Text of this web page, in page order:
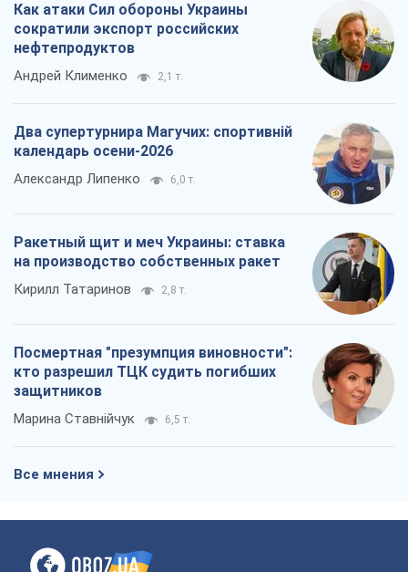
Как атаки Сил обороны Украины
сократили экспорт российских
нефтепродуктов
Андрей Клименко 2,1 т.
Два супертурнира Магучих: спортивній
календарь осени-2026
Александр Липенко 6,0 т.
Ракетный щит и меч Украины: ставка
на производство собственных ракет
Кирилл Татаринов 2,8 т.
Посмертная "презумпция виновности":
кто разрешил ТЦК судить погибших
защитников
Марина Ставнійчук 6,5 т.
Все мнения